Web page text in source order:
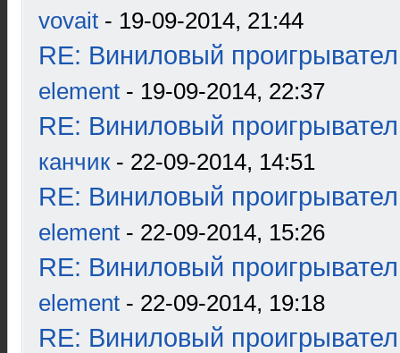
vovait - 19-09-2014, 21:44
RE: Виниловый
element - 19-09-2014, 22:37
RE: Виниловый
канчик- 22-09-2014, 14:51
RE: Виниловый
element - 22-09-2014, 15:26
RE: Виниловый
element - 22-09-2014, 19:18
RE: Виниловый